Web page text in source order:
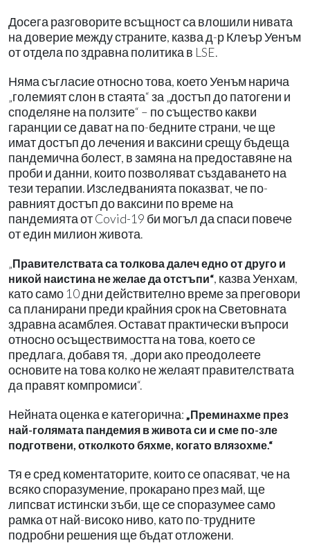
Досега разговорите всъщност са влошили нивата
на доверие между страните, казва д-р Клеър Уенъм
от отдела по здравна политика в LSE.
Няма съгласие относно това, което Уенъм нарича
„големият слон в стаята“ за „достъп до патогени и
споделяне на ползите“ – по същество какви
гаранции се дават на по-бедните страни, че ще
имат достъп до лечения и ваксини срещу бъдеща
пандемична болест, в замяна на предоставяне на
проби и данни, които позволяват създаването на
тези терапии. Изследванията показват, че по-
равният достъп до ваксини по време на
пандемията от Covid-19 би могъл да спаси повече
от един милион живота.
„Правителствата са толкова далеч едно от друго и
никой наистина не желае да отстъпи“, казва Уенхам,
като само 10 дни действително време за преговори
са планирани преди крайния срок на Световната
здравна асамблея. Остават практически въпроси
относно осъществимостта на това, което се
предлага, добавя тя, „дори ако преодолеете
основите на това колко не желаят правителствата
да правят компромиси“.
Нейната оценка е категорична: „Преминахме през
най-голямата пандемия в живота си и сме по-зле
подготвени, отколкото бяхме, когато влязохме.“
Тя е сред коментаторите, които се опасяват, че на
всяко споразумение, прокарано през май, ще
липсват истински зъби, ще се споразумее само
рамка от най-високо ниво, като по-трудните
подробни решения ще бъдат отложени.